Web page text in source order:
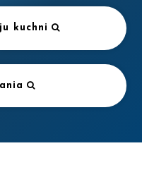
kuchni